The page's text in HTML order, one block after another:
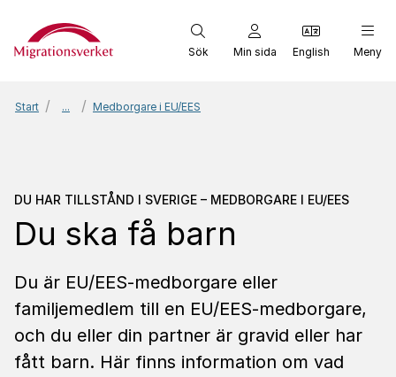
Start
Sök Min sida English Meny
Start ... Medborgare i EU/EES
Du har tillstånd i Sverige
DU HAR TILLSTÅND I SVERIGE – MEDBORGARE I EU/EES
Du ska få barn
Du är EU/EES-medborgare eller
familjemedlem till en EU/EES-medborgare,
och du eller din partner är gravid eller har
fått barn. Här finns information om vad